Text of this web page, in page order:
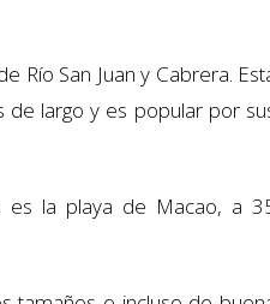
Río San Juan y Cabrera.
largo y es popular por
es la playa de Macao, a